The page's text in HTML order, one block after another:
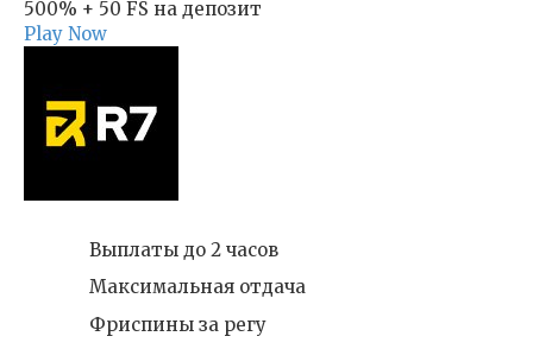
500% + 50 FS на депозит
Play Now
Выплаты до 2 часов
Максимальная отдача
Фриспины за регу